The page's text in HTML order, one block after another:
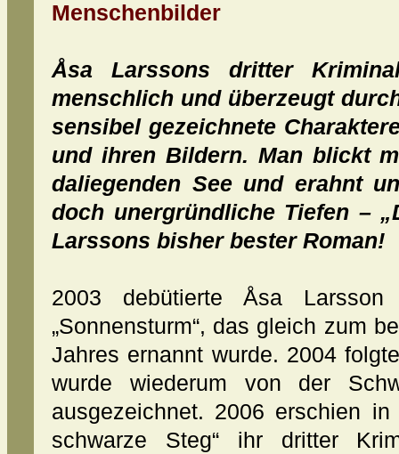
Menschenbilder
Åsa Larssons dritter
menschlich und überzeugt
sensibel gezeichnete
und ihren Bildern. Man blickt
daliegenden See und erahnt
doch unergründliche Tiefen –
Larssons bisher bester Roman!
2003 debütierte Åsa
„Sonnensturm“, das gleich zum
Jahres ernannt wurde. 2004
wurde wiederum von der
ausgezeichnet. 2006 erschien in
schwarze Steg“ ihr dritter